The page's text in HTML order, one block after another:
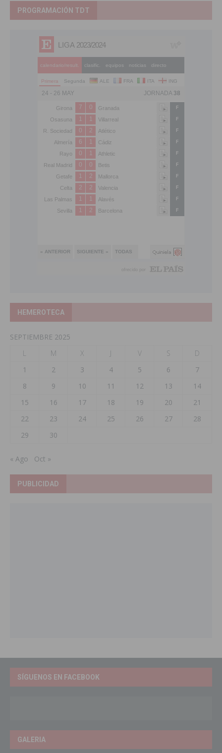
PROGRAMACIÓN TDT
HEMEROTECA
SEPTIEMBRE 2025
L
M X J V S
D
1
2 3 4 5 6
7
8
9 10 11 12 13
14
15
16 17 18 19 20
21
22
23 24 25 26 27
28
29
30
« Ago Oct »
PUBLICIDAD
SÍGUENOS EN FACEBOOK
GALERIA